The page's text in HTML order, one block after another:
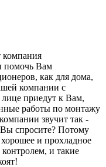
компания
помочь Вам
как для дома,
компании с
приедут к Вам,
работы по монтажу
звучит так -
спросите? Потому
и прохладное
и такие